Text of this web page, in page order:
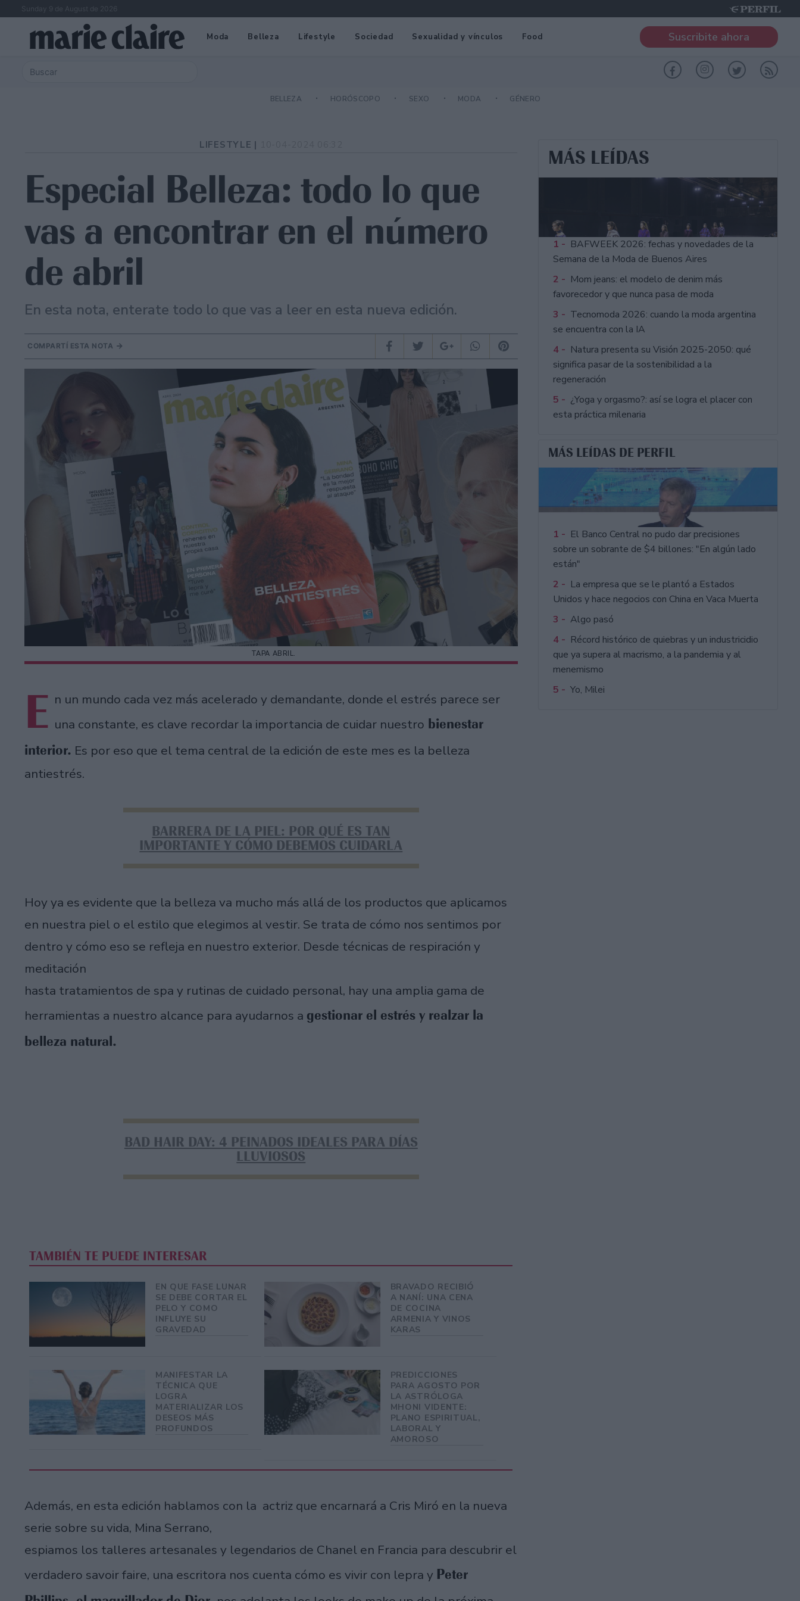
Sunday 9 de August de 2026
Moda Belleza Lifestyle Sociedad Sexualidad y vínculos Food Suscribite ahora
BELLEZA HORÓSCOPO SEXO MODA GÉNERO
LIFESTYLE |
Especial Belleza: todo lo que
vas a encontrar en el número
de abril
En esta nota, enterate todo lo que vas a leer en esta nueva edición.
COMPARTÍ ESTA NOTA
TAPA ABRIL.
E n un mundo cada vez más acelerado y demandante, donde el estrés parece ser
una constante, es clave recordar la importancia de cuidar nuestro bienestar
interior. Es por eso que el tema central de la edición de este mes es la belleza
antiestrés.
BARRERA DE LA PIEL: POR QUÉ ES TAN
IMPORTANTE Y CÓMO DEBEMOS CUIDARLA
Hoy ya es evidente que la belleza va mucho más allá de los productos que aplicamos
en nuestra piel o el estilo que elegimos al vestir. Se trata de cómo nos sentimos por
dentro y cómo eso se refleja en nuestro exterior. Desde técnicas de respiración y
meditación
hasta tratamientos de spa y rutinas de cuidado personal, hay una amplia gama de
herramientas a nuestro alcance para ayudarnos a gestionar el estrés y realzar la
belleza natural.
BAD HAIR DAY: 4 PEINADOS IDEALES PARA DÍAS
LLUVIOSOS
TAMBIÉN TE PUEDE INTERESAR
EN QUE FASE LUNAR
SE DEBE CORTAR EL
PELO Y COMO
INFLUYE SU
GRAVEDAD
BRAVADO RECIBIÓ
A NANÍ: UNA CENA
DE COCINA
ARMENIA Y VINOS
KARAS
MANIFESTAR LA
TÉCNICA QUE
LOGRA
MATERIALIZAR LOS
DESEOS MÁS
PROFUNDOS
PREDICCIONES
PARA AGOSTO POR
LA ASTRÓLOGA
MHONI VIDENTE:
PLANO ESPIRITUAL,
LABORAL Y
AMOROSO
Además, en esta edición hablamos con la actriz que encarnará a Cris Miró en la nueva
serie sobre su vida, Mina Serrano,
espiamos los talleres artesanales y legendarios de Chanel en Francia para descubrir el
verdadero savoir faire, una escritora nos cuenta cómo es vivir con lepra y Peter
MÁS LEÍDAS
1 - BAFWEEK 2026: fechas y novedades de la
Semana de la Moda de Buenos Aires
2 - Mom jeans: el modelo de denim más
favorecedor y que nunca pasa de moda
3 - Tecnomoda 2026: cuando la moda argentina
se encuentra con la IA
4 - Natura presenta su Visión 2025-2050: qué
significa pasar de la sostenibilidad a la
regeneración
5 - ¿Yoga y orgasmo?: así se logra el placer con
esta práctica milenaria
MÁS LEÍDAS DE PERFIL
1 - El Banco Central no pudo dar precisiones
sobre un sobrante de $4 billones: "En algún lado
están"
2 - La empresa que se le plantó a Estados
Unidos y hace negocios con China en Vaca Muerta
3 - Algo pasó
4 - Récord histórico de quiebras y un industricidio
que ya supera al macrismo, a la pandemia y al
menemismo
5 - Yo, Milei